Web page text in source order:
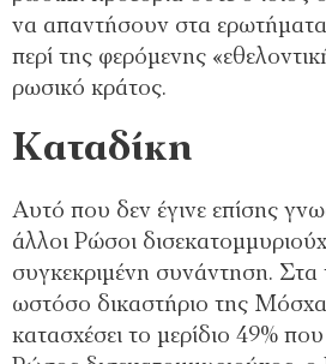
να απαντήσουν στα
περί της φερόµενης
ρωσικό κράτος.
Καταδίκη
Αυτό που δεν έγινε επίσης
άλλοι Ρώσοι
συγκεκριµένη συνάντηση.
ωστόσο δικαστήριο της
κατασχέσει το µερίδιο 49%